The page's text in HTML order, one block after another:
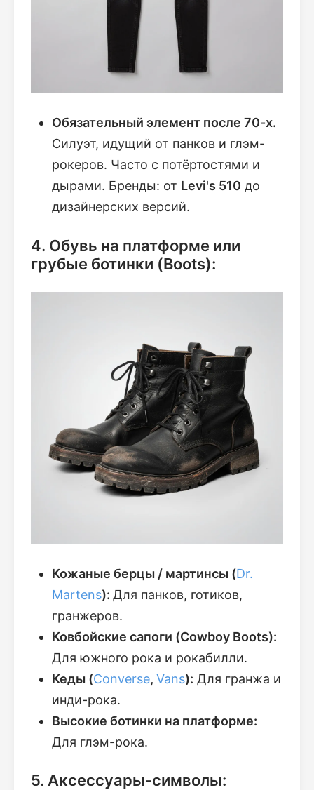
Обязательный элемент после 70-х.
Силуэт, идущий от панков и глэм-
рокеров. Часто с потёртостями и
дырами. Бренды: от Levi's 510 до
дизайнерских версий.
4. Обувь на платформе или
грубые ботинки (Boots):
Кожаные берцы / мартинсы (Dr.
Martens): Для панков, готиков,
гранжеров.
Ковбойские сапоги (Cowboy Boots):
Для южного рока и рокабилли.
Кеды (Converse, Vans): Для гранжа и
инди-рока.
Высокие ботинки на платформе:
Для глэм-рока.
5. Аксессуары-символы: